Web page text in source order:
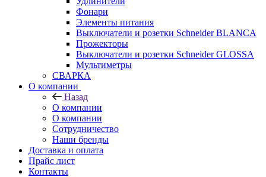
Фонари
Элементы питания
Выключатели и розетки Schneider BLANCA
Прожекторы
Выключатели и розетки Schneider GLOSSA
Мультиметры
СВАРКА
О компании
Назад
О компании
О компании
Сотрудничество
Наши бренды
Доставка и оплата
Прайс лист
Контакты